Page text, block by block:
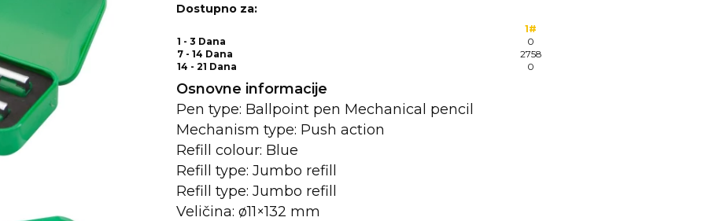
Dostupno za:
1#
1 - 3 Dana
0
7 - 14 Dana
2758
14 - 21 Dana
0
Osnovne informacije
Pen type: Ballpoint pen Mechanical pencil
Mechanism type: Push action
Refill colour: Blue
Refill type: Jumbo refill
Refill type: Jumbo refill
Veličina: ø11×132 mm